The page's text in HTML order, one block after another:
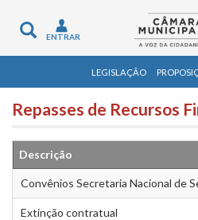
Toggle
navigation
ENTRAR
LEGISLAÇÃO
Repasses de Recursos
Descrição
Convênios Secretaria Nacional de
Extinção contratual